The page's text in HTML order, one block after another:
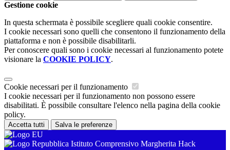
Gestione cookie
In questa schermata è possibile scegliere quali cookie consentire.
I cookie necessari sono quelli che consentono il funzionamento della
piattaforma e non è possibile disabilitarli.
Per conoscere quali sono i cookie necessari al funzionamento potete
visionare la COOKIE POLICY.
Cookie necessari per il funzionamento
I cookie necessari per il funzionamento non possono essere
disabilitati. È possibile consultare l'elenco nella pagina della cookie
policy.
Accetta tutti Salva le preferenze
Istituto Comprensivo Margherita Hack